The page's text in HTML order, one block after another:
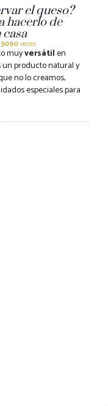
el queso?
hacerlo de
3090veces
muyversátilen
un producto natural y
no lo creamos,
especiales para